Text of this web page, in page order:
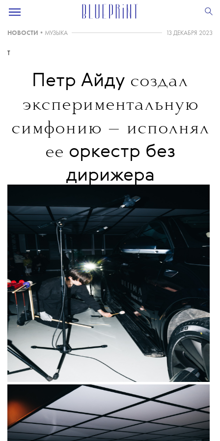
НОВОСТИ • МУЗЫКА 13 ДЕКАБРЯ 2023
T
Петр Айду создал
экспериментальную
симфонию — исполнял
ее оркестр без
дирижера
Композитор, пианист и медиахудожник
Петр Айду создал экспериментальную
симфонию — исполнял ее первый в истории